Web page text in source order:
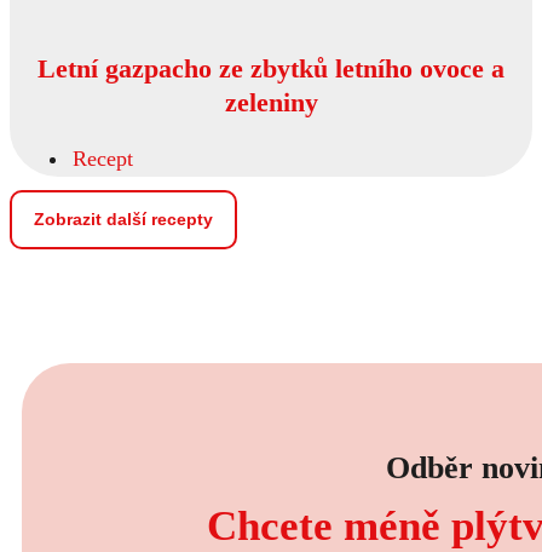
Letní gazpacho ze zbytků letního ovoce a
zeleniny
Recept
Zobrazit další recepty
Odběr
Chcete méně